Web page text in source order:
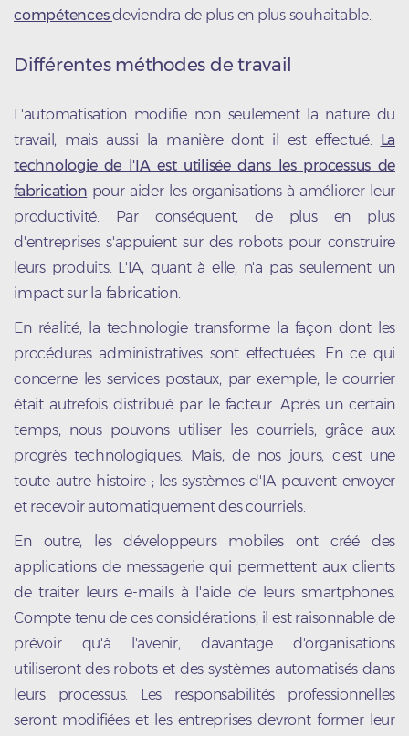
compétencesdeviendra de plus en plus souhaitable.
Différentes méthodes de travail
L'automatisation modifie non seulement la nature du
travail, mais aussi la manière dont il est effectué. La
technologie de l'IA est utilisée dans les processus de
fabrication pour aider les organisations à améliorer leur
productivité. Par conséquent, de plus en plus
d'entreprises s'appuient sur des robots pour construire
leurs produits. L'IA, quant à elle, n'a pas seulement un
impact sur la fabrication.
En réalité, la technologie transforme la façon dont les
procédures administratives sont effectuées. En ce qui
concerne les services postaux, par exemple, le courrier
était autrefois distribué par le facteur. Après un certain
temps, nous pouvons utiliser les courriels, grâce aux
progrès technologiques. Mais, de nos jours, c'est une
toute autre histoire ; les systèmes d'IA peuvent envoyer
et recevoir automatiquement des courriels.
En outre, les développeurs mobiles ont créé des
applications de messagerie qui permettent aux clients
de traiter leurs e-mails à l'aide de leurs smartphones.
Compte tenu de ces considérations, il est raisonnable de
prévoir qu'à l'avenir, davantage d'organisations
utiliseront des robots et des systèmes automatisés dans
leurs processus. Les responsabilités professionnelles
seront modifiées et les entreprises devront former leur